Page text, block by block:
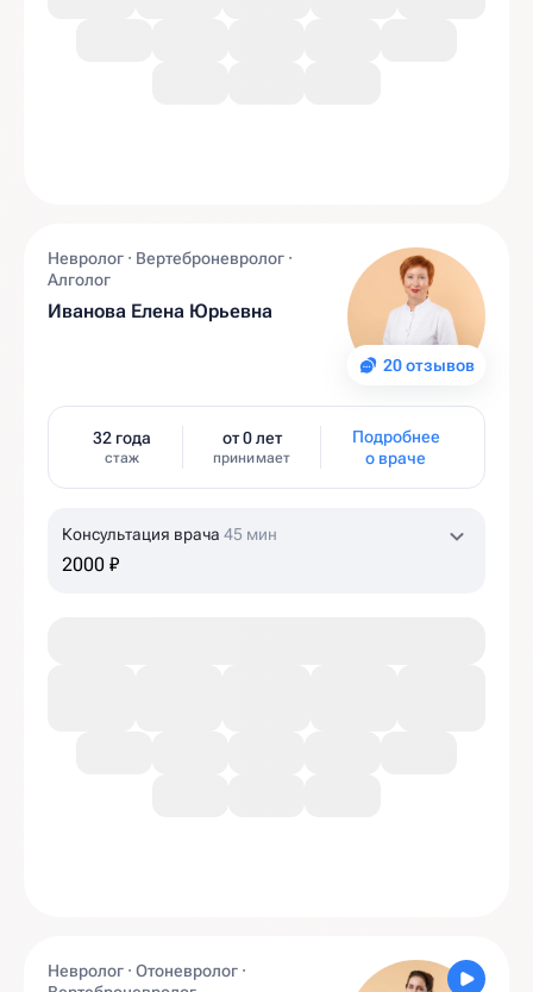
20 отзывов
Невролог · Вертеброневролог ·
Алголог
Иванова Елена Юрьевна
32 года
стаж
от 0 лет
принимает
Подробнее
о враче
Консультация врача 45 мин
2000 ₽
Невролог · Отоневролог ·